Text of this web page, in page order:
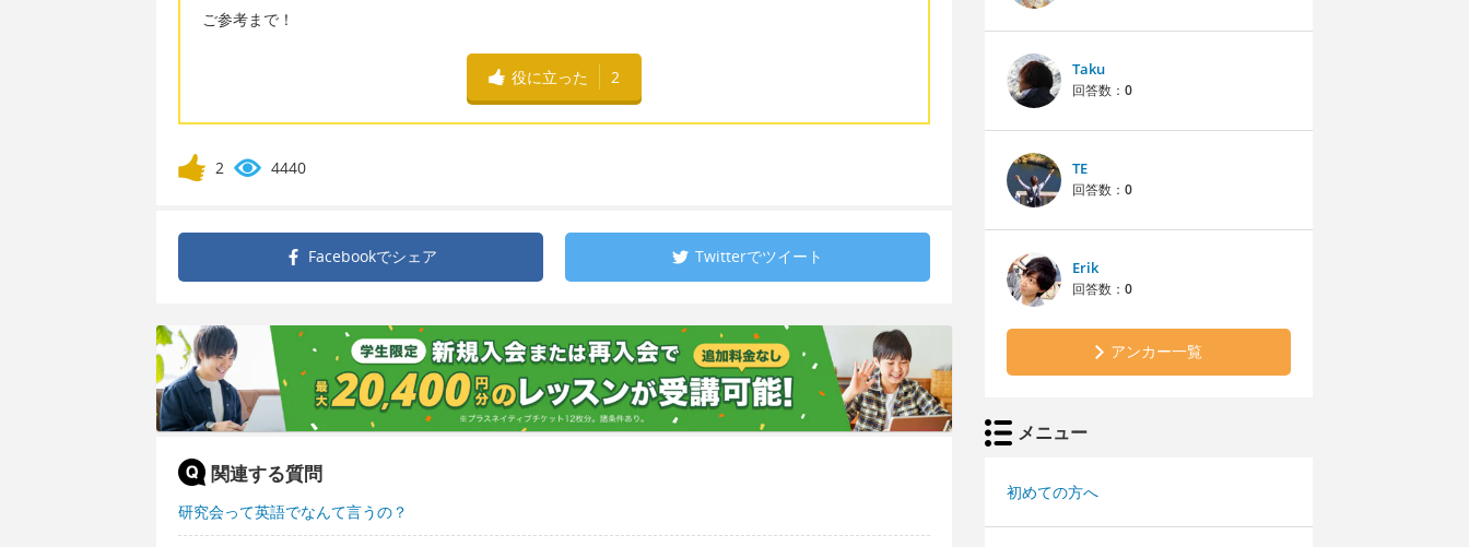
ご参考まで！
役に立った 2
2 4440
Facebookでシェア Twitterでツイート
関連する質問
研究会って英語でなんて言うの？
Taku
回答数： 0
TE
回答数： 0
Erik
回答数： 0
アンカー一覧
メニュー
初めての方へ